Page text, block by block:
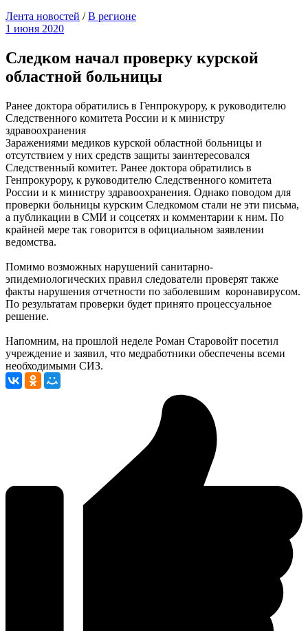
Лента новостей /В регионе
1 июня 2020
Следком начал проверку курской
областной больницы
Ранее доктора обратились в Генпрокурору, к руководителю
Следственного комитета России и к министру
здравоохранения
Заражениями медиков курской областной больницы и
отсутствием у них средств защиты заинтересовался
Следственный комитет. Ранее доктора обратились в
Генпрокурору, к руководителю Следственного комитета
России и к министру здравоохранения. Однако поводом для
проверки больницы курским Следкомом стали не эти письма,
а публикации в СМИ и соцсетях и комментарии к ним. По
крайней мере так говорится в официальном заявлении
ведомства.
Помимо возможных нарушений санитарно-
эпидемиологических правил следователи проверят также
факты нарушения отчетности по заболевшим коронавирусом.
По результатам проверки будет принято процессуальное
решение.
Напомним, на прошлой неделе Роман Старовойт посетил
учреждение и заявил, что медработники обеспечены всеми
необходимыми СИЗ.